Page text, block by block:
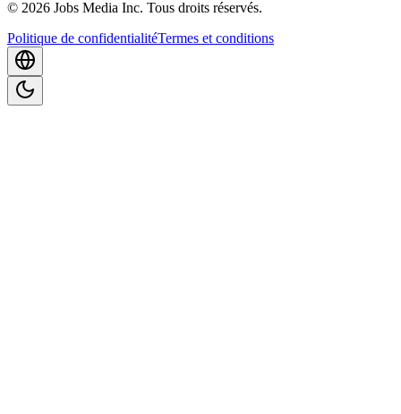
© 2026 Jobs Media Inc. Tous droits réservés.
Politique de confidentialitéTermes et conditions